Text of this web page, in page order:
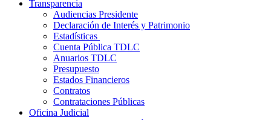
Transparencia
Audiencias Presidente
Declaración de Interés y Patrimonio
Estadísticas
Cuenta Pública TDLC
Anuarios TDLC
Presupuesto
Estados Financieros
Contratos
Contrataciones Públicas
Oficina Judicial